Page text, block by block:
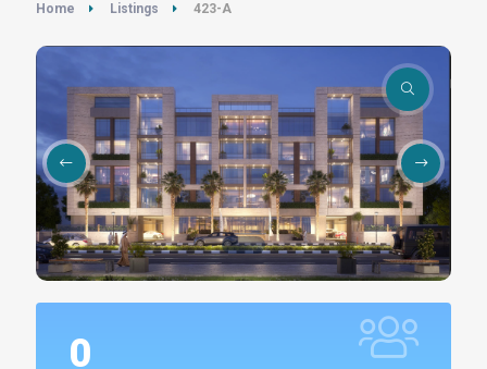
Home Listings 423-A
0